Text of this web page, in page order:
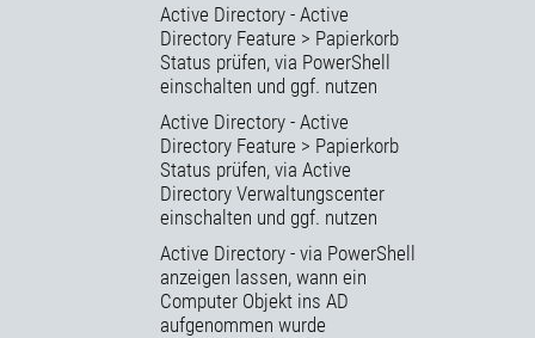
Active Directory - Active
Directory Feature > Papierkorb
Status prüfen, via PowerShell
einschalten und ggf. nutzen
Active Directory - Active
Directory Feature > Papierkorb
Status prüfen, via Active
Directory Verwaltungscenter
einschalten und ggf. nutzen
Active Directory - via PowerShell
anzeigen lassen, wann ein
Computer Objekt ins AD
aufgenommen wurde